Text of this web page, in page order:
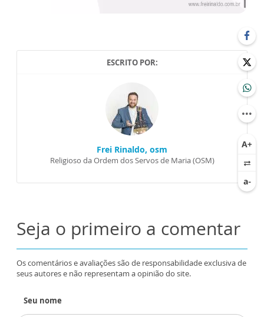
ESCRITO POR:
Frei Rinaldo, osm
Religioso da Ordem dos Servos de Maria (OSM)
Seja o primeiro a comentar
Os comentários e avaliações são de responsabilidade exclusiva de
seus autores e não representam a opinião do site.
Seu nome